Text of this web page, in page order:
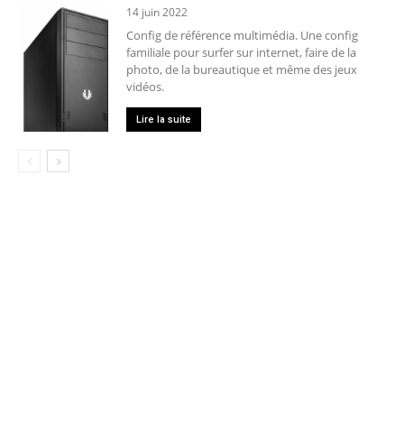
14 juin 2022
Config de référence multimédia. Une config
familiale pour surfer sur internet, faire de la
photo, de la bureautique et même des jeux
vidéos.
Lire la suite